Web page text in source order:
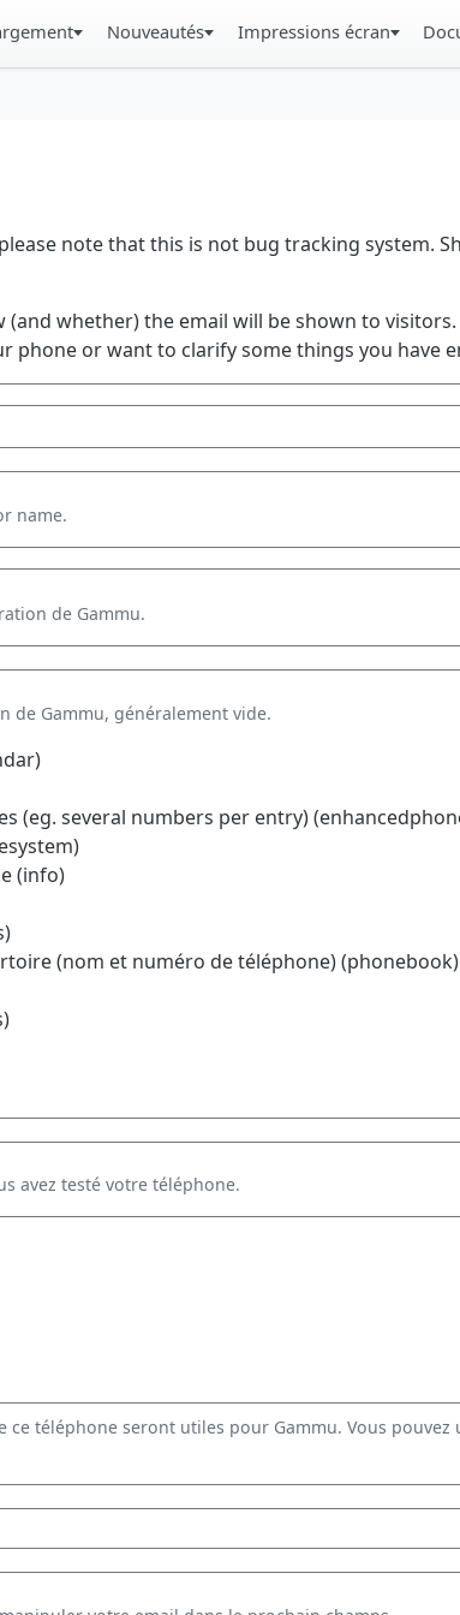
Nouveautés Impressions écran
note that this is not bug tracking system.
whether) the email will be shown to
phone or want to clarify some things you have
name.
de Gammu.
de Gammu, généralement vide.
(eg. several numbers per entry)
(info)
(nom et numéro de téléphone) (phonebook)
avez testé votre téléphone.
ce téléphone seront utiles pour Gammu. Vous pouvez